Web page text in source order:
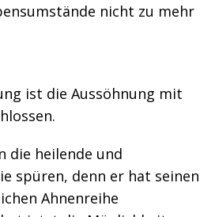
nicht zu mehr
ist die Aussöhnung mit
die heilende und
spüren, denn er hat seinen
Ahnenreihe